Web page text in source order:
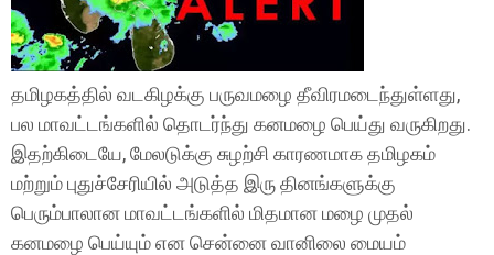
தமிழகத்தில் வடகிழக்கு பருவமழை தீவிரமடைந்துள்ளது,
பல மாவட்டங்களில் தொடர்ந்து கனமழை பெய்து வருகிறது.
இதற்கிடையே, மேலடுக்கு சுழற்சி காரணமாக தமிழகம்
மற்றும் புதுச்சேரியில் அடுத்த இரு தினங்களுக்கு
பெரும்பாலான மாவட்டங்களில் மிதமான மழை முதல்
கனமழை பெய்யும் என சென்னை வானிலை மையம்